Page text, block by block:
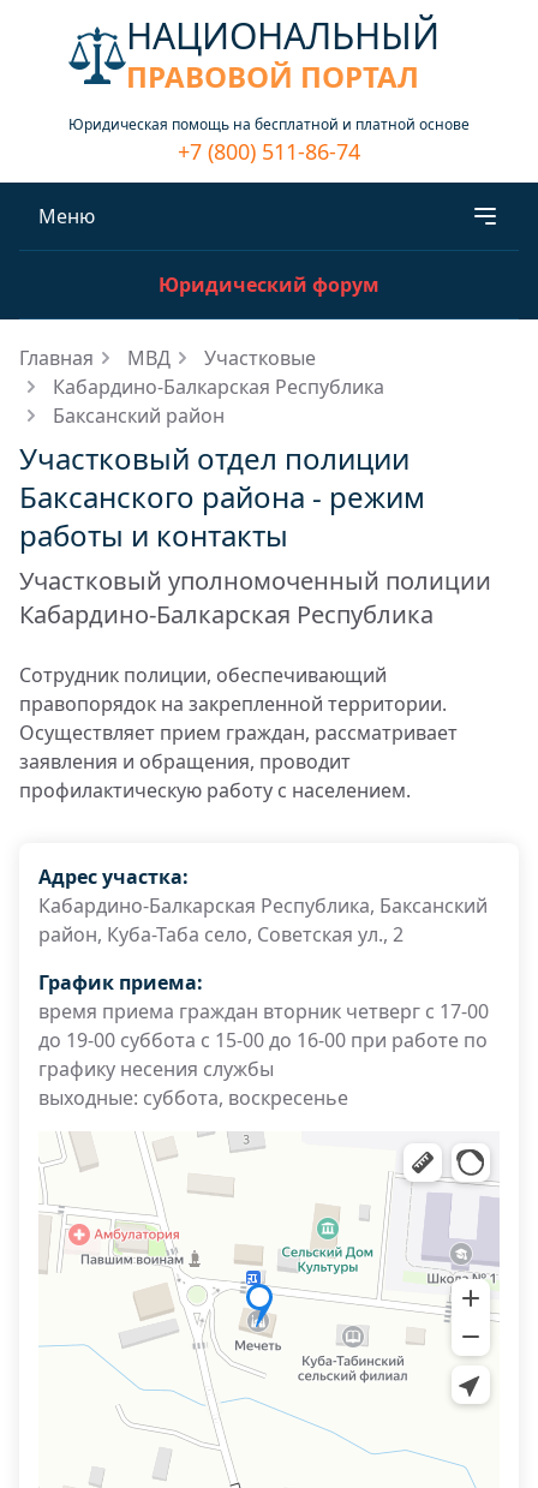
НАЦИОНАЛЬНЫЙ
ПРАВОВОЙ ПОРТАЛ
Юридическая помощь на бесплатной и платной основе
+7 (800) 511-86-74
Меню
Юридический форум
Главная МВД
Участковые
Кабардино-Балкарская Республика
Баксанский район
Участковый отдел полиции
Баксанского района - режим
работы и контакты
Участковый уполномоченный полиции
Кабардино-Балкарская Республика
Сотрудник полиции, обеспечивающий
правопорядок на закрепленной территории.
Осуществляет прием граждан, рассматривает
заявления и обращения, проводит
профилактическую работу с населением.
Адрес участка:
Кабардино-Балкарская Республика, Баксанский
район, Куба-Таба село, Советская ул., 2
График приема:
время приема граждан вторник четверг с 17-00
до 19-00 суббота с 15-00 до 16-00 при работе по
графику несения службы
выходные: суббота, воскресенье